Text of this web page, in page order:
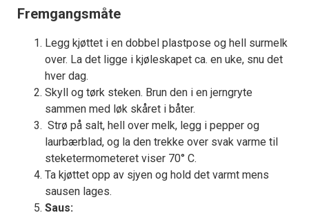
Fremgangsmåte
Legg kjøttet i en dobbel plastpose og hell surmelk
over. La det ligge i kjøleskapet ca. en uke, snu det
hver dag.
Skyll og tørk steken. Brun den i en jerngryte
sammen med løk skåret i båter.
Strø på salt, hell over melk, legg i pepper og
laurbærblad, og la den trekke over svak varme til
steketermometeret viser 70° C.
Ta kjøttet opp av sjyen og hold det varmt mens
sausen lages.
Saus: